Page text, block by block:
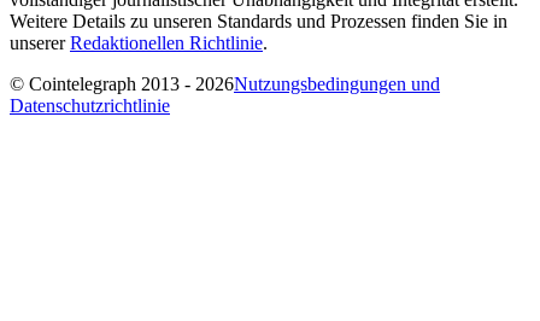
Weitere Details zu unseren Standards und Prozessen finden Sie in
unsererRedaktionellen Richtlinie.
© Cointelegraph 2013 - 2026Nutzungsbedingungen und
Datenschutzrichtlinie